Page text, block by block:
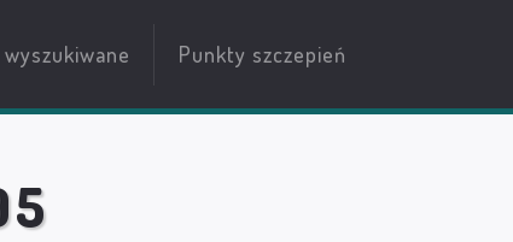
Punkty szczepień